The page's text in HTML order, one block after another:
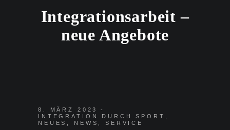
Integrationsarbeit –
neue Angebote
8. MÄRZ 2023
INTEGRATION DURCH SPORT
NEUES
NEWS ,SERVICE